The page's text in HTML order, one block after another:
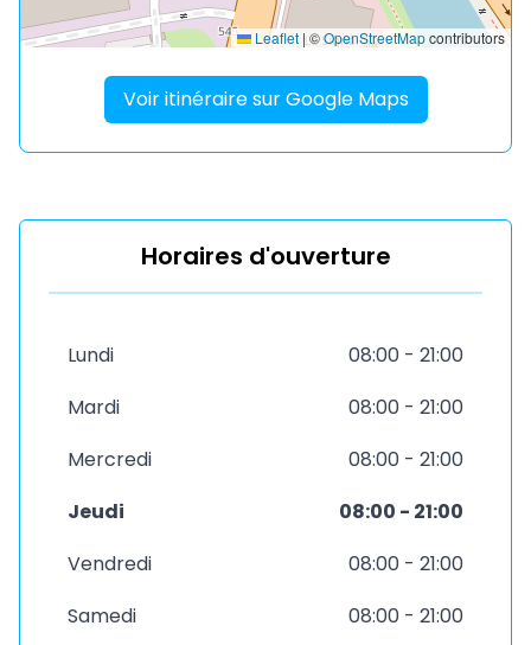
Leaflet | ©OpenStreetMapcontributors
Voir itinéraire sur Google Maps
Horaires d'ouverture
Lundi
08:00 - 21:00
Mardi
08:00 - 21:00
Mercredi
08:00 - 21:00
Jeudi
08:00 - 21:00
Vendredi
08:00 - 21:00
Samedi
08:00 - 21:00